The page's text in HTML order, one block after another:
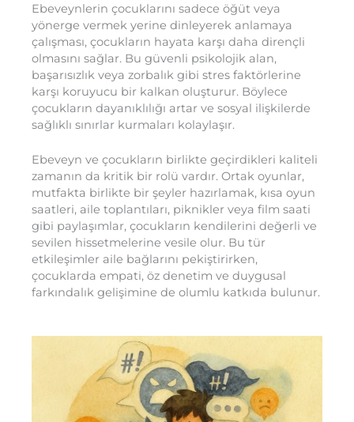
Ebeveynlerin çocuklarını sadece öğüt veya
yönerge vermek yerine dinleyerek anlamaya
çalışması, çocukların hayata karşı daha dirençli
olmasını sağlar. Bu güvenli psikolojik alan,
başarısızlık veya zorbalık gibi stres faktörlerine
karşı koruyucu bir kalkan oluşturur. Böylece
çocukların dayanıklılığı artar ve sosyal ilişkilerde
sağlıklı sınırlar kurmaları kolaylaşır.
Ebeveyn ve çocukların birlikte geçirdikleri kaliteli
zamanın da kritik bir rolü vardır. Ortak oyunlar,
mutfakta birlikte bir şeyler hazırlamak, kısa oyun
saatleri, aile toplantıları, piknikler veya film saati
gibi paylaşımlar, çocukların kendilerini değerli ve
sevilen hissetmelerine vesile olur. Bu tür
etkileşimler aile bağlarını pekiştirirken,
çocuklarda empati, öz denetim ve duygusal
farkındalık gelişimine de olumlu katkıda bulunur.